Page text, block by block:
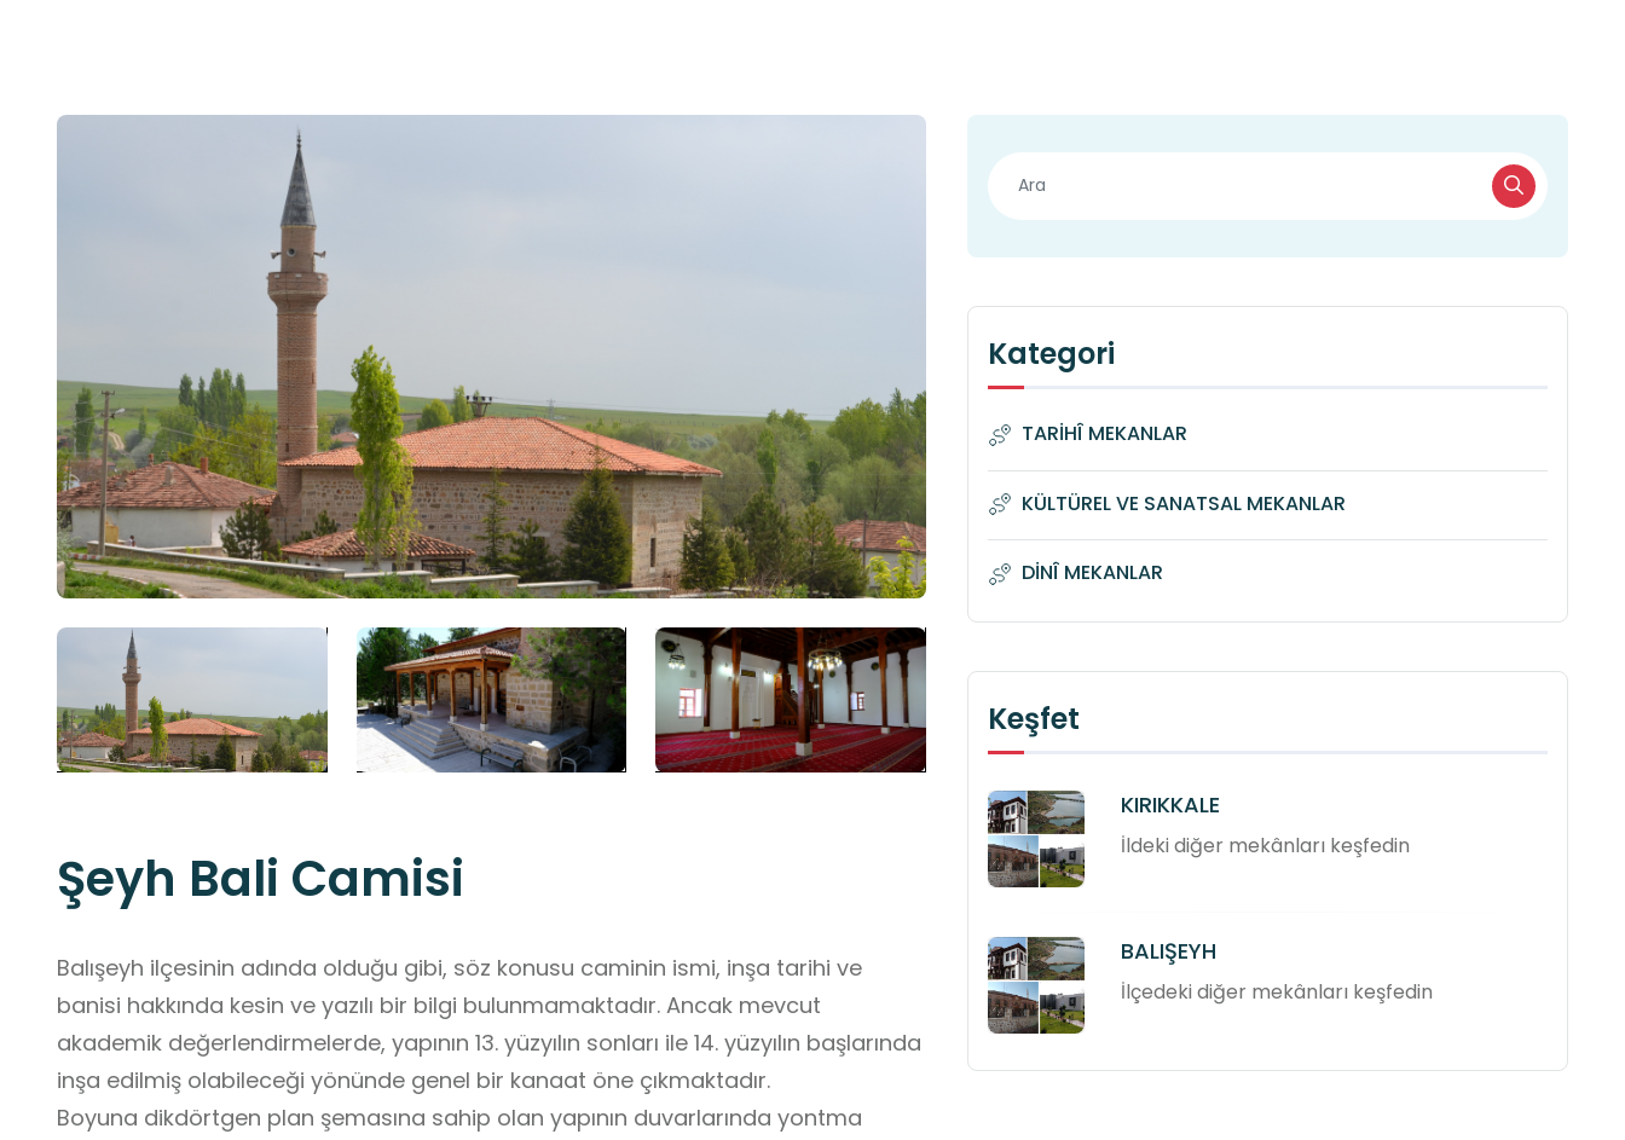
Şeyh Bali Camisi
Balışeyh ilçesinin adında olduğu gibi, söz konusu caminin ismi, inşa tarihi ve
banisi hakkında kesin ve yazılı bir bilgi bulunmamaktadır. Ancak mevcut
akademik değerlendirmelerde, yapının 13. yüzyılın sonları ile 14. yüzyılın başlarında
inşa edilmiş olabileceği yönünde genel bir kanaat öne çıkmaktadır.
Boyuna dikdörtgen plan şemasına sahip olan yapının duvarlarında yontma
Kategori
TARİHÎ MEKANLAR
KÜLTÜREL VE SANATSAL MEKANLAR
DİNÎ MEKANLAR
Keşfet
KIRIKKALE
İldeki diğer mekânları keşfedin
BALIŞEYH
İlçedeki diğer mekânları keşfedin